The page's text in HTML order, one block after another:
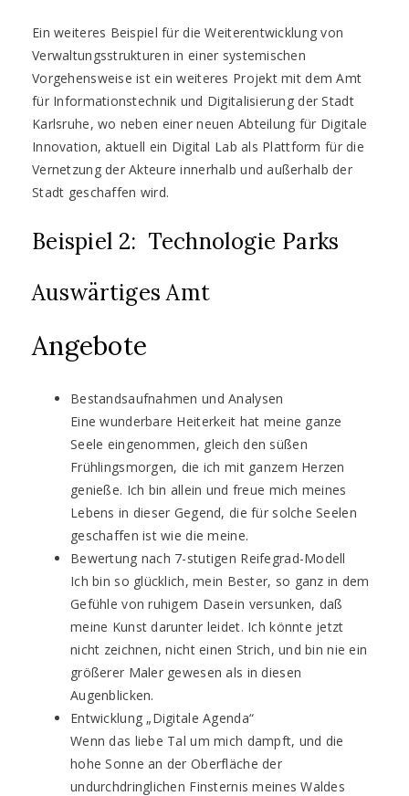
Ein weiteres Beispiel für die Weiterentwicklung von
Verwaltungsstrukturen in einer systemischen
Vorgehensweise ist ein weiteres Projekt mit dem Amt
für Informationstechnik und Digitalisierung der Stadt
Karlsruhe, wo neben einer neuen Abteilung für Digitale
Innovation, aktuell ein Digital Lab als Plattform für die
Vernetzung der Akteure innerhalb und außerhalb der
Stadt geschaffen wird.
Beispiel 2: Technologie Parks
Auswärtiges Amt
Angebote
Bestandsaufnahmen und Analysen
Eine wunderbare Heiterkeit hat meine ganze
Seele eingenommen, gleich den süßen
Frühlingsmorgen, die ich mit ganzem Herzen
genieße. Ich bin allein und freue mich meines
Lebens in dieser Gegend, die für solche Seelen
geschaffen ist wie die meine.
Bewertung nach 7-stutigen Reifegrad-Modell
Ich bin so glücklich, mein Bester, so ganz in dem
Gefühle von ruhigem Dasein versunken, daß
meine Kunst darunter leidet. Ich könnte jetzt
nicht zeichnen, nicht einen Strich, und bin nie ein
größerer Maler gewesen als in diesen
Augenblicken.
Entwicklung „Digitale Agenda“
Wenn das liebe Tal um mich dampft, und die
hohe Sonne an der Oberfläche der
undurchdringlichen Finsternis meines Waldes